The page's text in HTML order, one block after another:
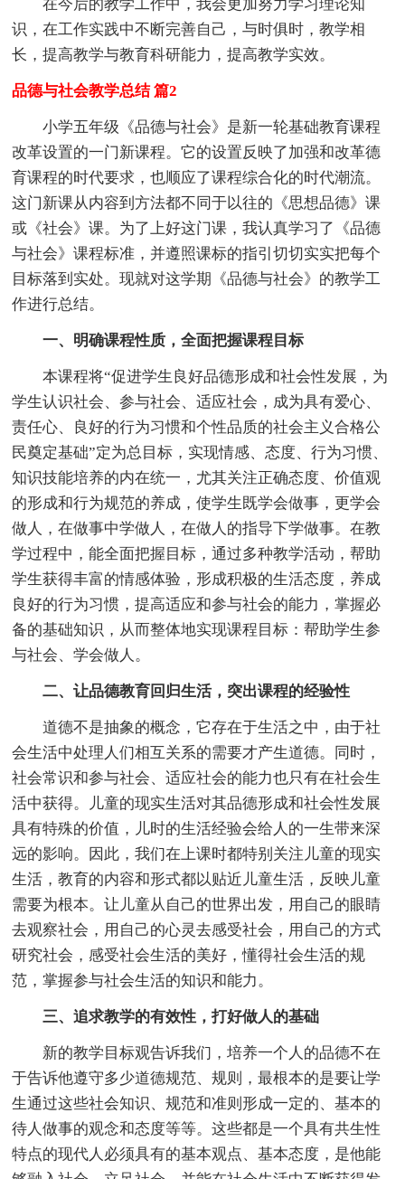
在今后的教学工作中，我会更加努力学习理论知
识，在工作实践中不断完善自己，与时俱时，教学相
长，提高教学与教育科研能力，提高教学实效。
品德与社会教学总结 篇2
小学五年级《品德与社会》是新一轮基础教育课程
改革设置的一门新课程。它的设置反映了加强和改革德
育课程的时代要求，也顺应了课程综合化的时代潮流。
这门新课从内容到方法都不同于以往的《思想品德》课
或《社会》课。为了上好这门课，我认真学习了《品德
与社会》课程标准，并遵照课标的指引切切实实把每个
目标落到实处。现就对这学期《品德与社会》的教学工
作进行总结。
一、明确课程性质，全面把握课程目标
本课程将“促进学生良好品德形成和社会性发展，为
学生认识社会、参与社会、适应社会，成为具有爱心、
责任心、良好的行为习惯和个性品质的社会主义合格公
民奠定基础”定为总目标，实现情感、态度、行为习惯、
知识技能培养的内在统一，尤其关注正确态度、价值观
的形成和行为规范的养成，使学生既学会做事，更学会
做人，在做事中学做人，在做人的指导下学做事。在教
学过程中，能全面把握目标，通过多种教学活动，帮助
学生获得丰富的情感体验，形成积极的生活态度，养成
良好的行为习惯，提高适应和参与社会的能力，掌握必
备的基础知识，从而整体地实现课程目标：帮助学生参
与社会、学会做人。
二、让品德教育回归生活，突出课程的经验性
道德不是抽象的概念，它存在于生活之中，由于社
会生活中处理人们相互关系的需要才产生道德。同时，
社会常识和参与社会、适应社会的能力也只有在社会生
活中获得。儿童的现实生活对其品德形成和社会性发展
具有特殊的价值，儿时的生活经验会给人的一生带来深
远的影响。因此，我们在上课时都特别关注儿童的现实
生活，教育的内容和形式都以贴近儿童生活，反映儿童
需要为根本。让儿童从自己的世界出发，用自己的眼睛
去观察社会，用自己的心灵去感受社会，用自己的方式
研究社会，感受社会生活的美好，懂得社会生活的规
范，掌握参与社会生活的知识和能力。
三、追求教学的有效性，打好做人的基础
新的教学目标观告诉我们，培养一个人的品德不在
于告诉他遵守多少道德规范、规则，最根本的是要让学
生通过这些社会知识、规范和准则形成一定的、基本的
待人做事的观念和态度等等。这些都是一个具有共生性
特点的现代人必须具有的基本观点、基本态度，是他能